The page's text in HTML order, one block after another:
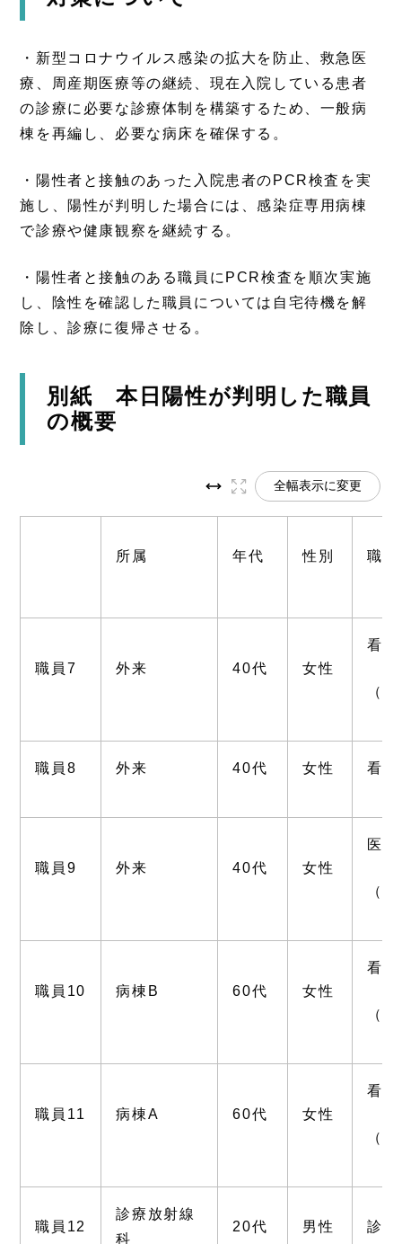
・新型コロナウイルス感染の拡大を防止、救急医
療、周産期医療等の継続、現在入院している患者
の診療に必要な診療体制を構築するため、一般病
棟を再編し、必要な病床を確保する。
・陽性者と接触のあった入院患者のPCR検査を実
施し、陽性が判明した場合には、感染症専用病棟
で診療や健康観察を継続する。
・陽性者と接触のある職員にPCR検査を順次実施
し、陰性を確認した職員については自宅待機を解
除し、診療に復帰させる。
別紙 本日陽性が判明した職員
の概要
全幅表示に変更
所属 年代 性別 職種
職員7 外来 40代 女性
看護
（
職員8 外来 40代 女性 看護
職員9 外来 40代 女性
医
（
職員10 病棟 B 60代 女性
看護
（
職員11 病棟A 60代 女性
看護
（
職員12
診療放射線
科
20代 男性 診療